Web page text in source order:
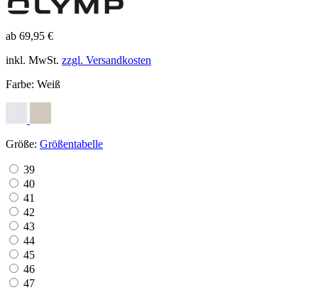
ab 69,95 €
inkl. MwSt. zzgl. Versandkosten
Farbe: Weiß
Größe: Größentabelle
39
40
41
42
43
44
45
46
47